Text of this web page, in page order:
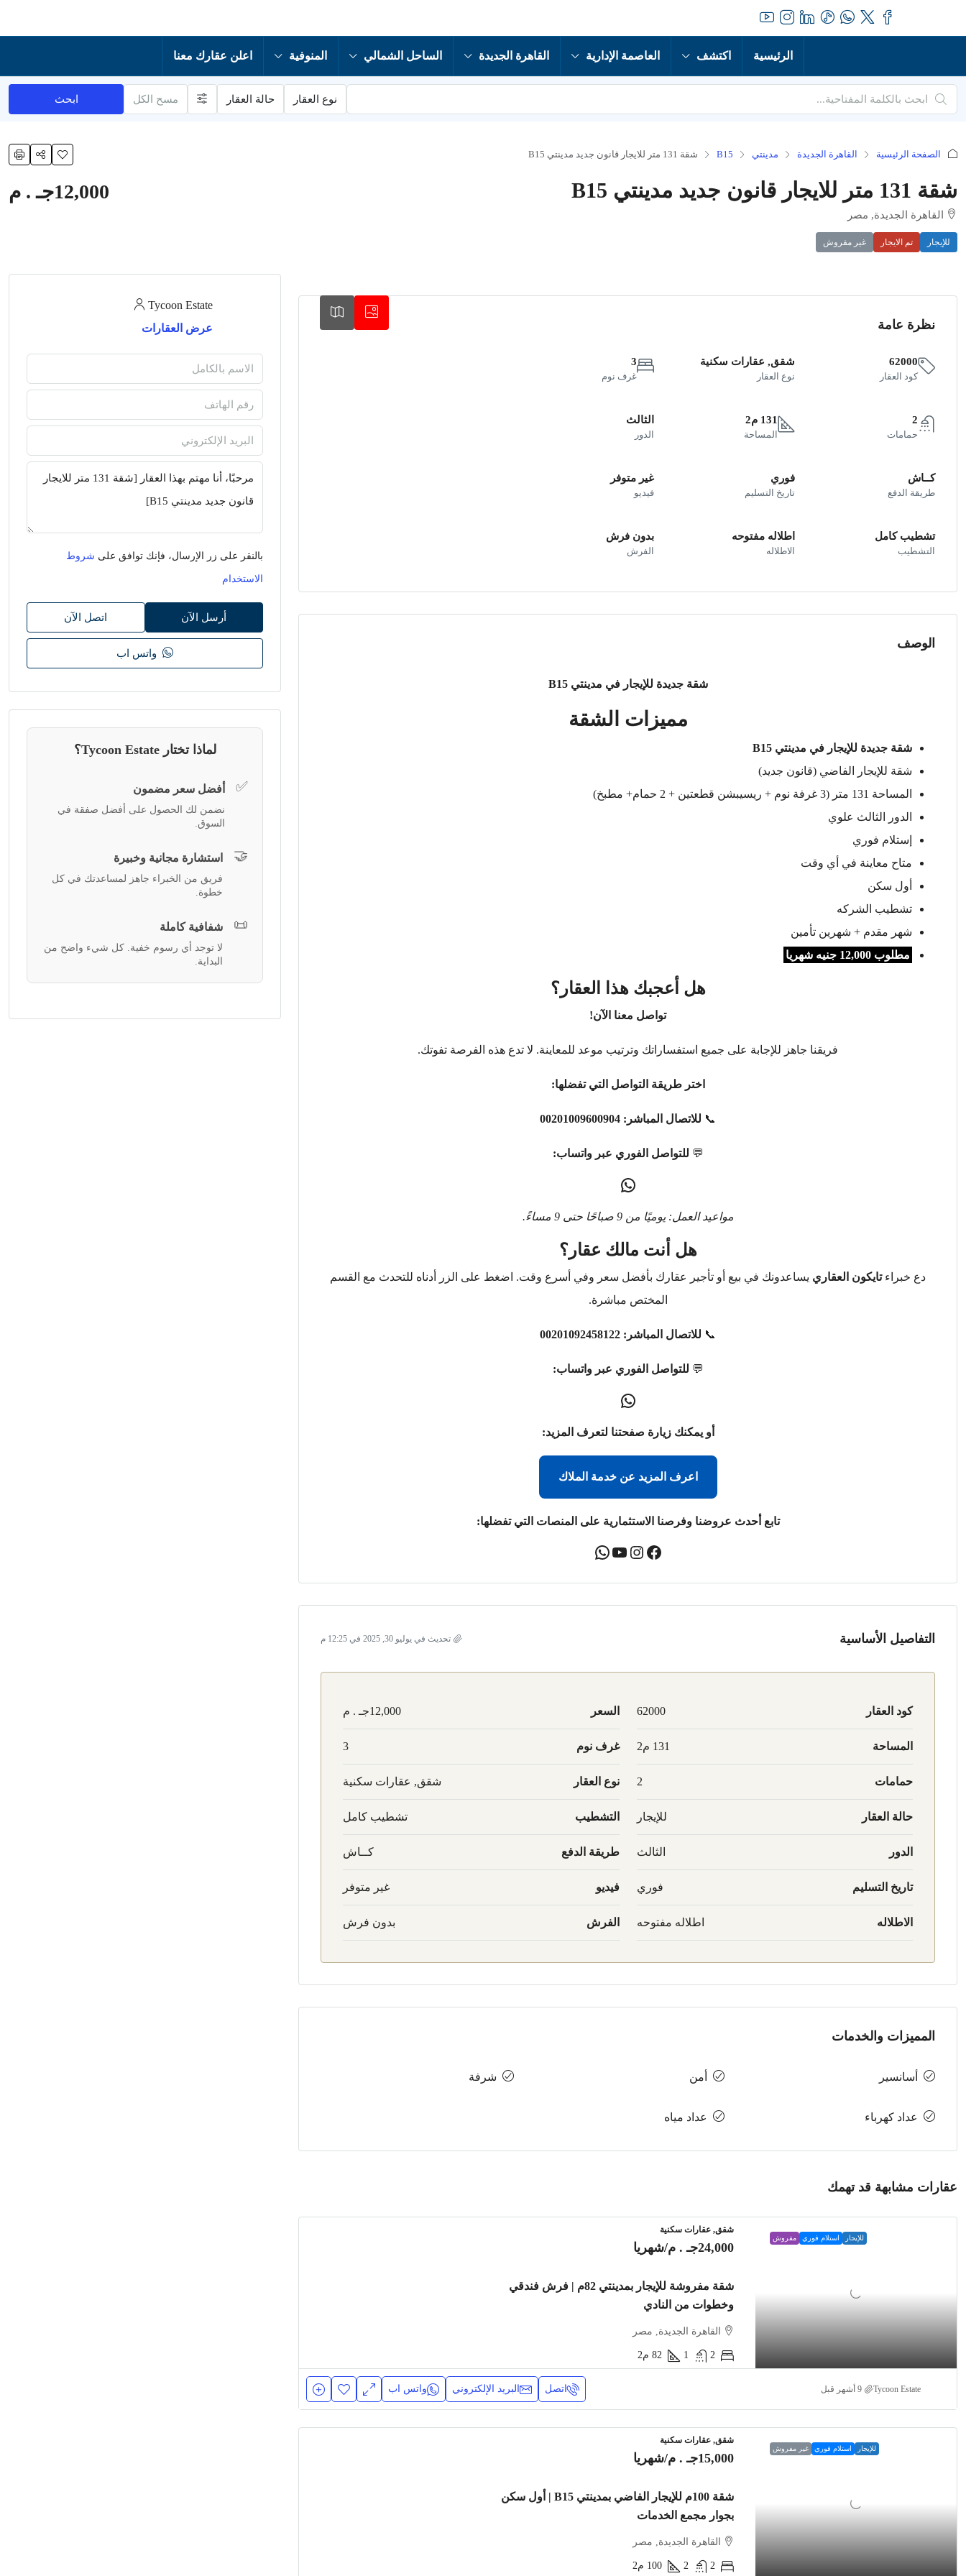
الرئيسية اكتشف العاصمة الإدارية القاهرة الجديدة الساحل الشمالي المنوفية اعلن عقارك معنا
نوع العقار حالة العقار مسح الكل ابحث
الصفحة الرئيسية القاهرة الجديدة مدينتي B15 شقة 131 متر للايجار قانون جديد مدينتي B15
شقة 131 متر للايجار قانون جديد مدينتي B15
القاهرة الجديدة, مصر
للإيجار تم الايجار غير مفروش
12,000جـ . م
نظرة عامة
62000
كود العقار
شقق, عقارات سكنية
نوع العقار
3
غرف نوم
2
حمامات
131 م2
المساحة
الثالث
الدور
كــاش
طريقة الدفع
فوري
تاريخ التسليم
غير متوفر
فيديو
تشطيب كامل
التشطيب
اطلاله مفتوحه
الاطلاله
بدون فرش
الفرش
الوصف
شقة جديدة للإيجار في مدينتي B15
مميزات الشقة
شقة جديدة للإيجار في مدينتي B15
شقة للإيجار الفاضي (قانون جديد)
المساحة 131 متر (3 غرفة نوم + ريسيبشن قطعتين + 2 حمام+ مطبخ)
الدور الثالث علوي
إستلام فوري
متاح معاينة في أي وقت
أول سكن
تشطيب الشركه
شهر مقدم + شهرين تأمين
مطلوب 12,000 جنيه شهريا
هل أعجبك هذا العقار؟
تواصل معنا الآن!
فريقنا جاهز للإجابة على جميع استفساراتك وترتيب موعد للمعاينة. لا تدع هذه الفرصة تفوتك.
اختر طريقة التواصل التي تفضلها:
📞 للاتصال المباشر: 00201009600904
💬 للتواصل الفوري عبر واتساب:
مواعيد العمل: يوميًا من 9 صباحًا حتى 9 مساءً.
هل أنت مالك عقار؟
دع خبراءتايكون العقاري يساعدونك في بيع أو تأجير عقارك بأفضل سعر وفي أسرع وقت. اضغط على الزر أدناه للتحدث مع القسم
المختص مباشرة.
📞 للاتصال المباشر: 00201092458122
💬 للتواصل الفوري عبر واتساب:
أو يمكنك زيارة صفحتنا لتعرف المزيد:
اعرف المزيد عن خدمة الملاك
تابع أحدث عروضنا وفرصنا الاستثمارية على المنصات التي تفضلها:
التفاصيل الأساسية تحديث في يوليو 30, 2025 في 12:25 م
كود العقار 62000 السعر 12,000جـ . م
المساحة 131 م2 غرف نوم 3
حمامات 2 نوع العقار شقق, عقارات سكنية
حالة العقار للإيجار التشطيب تشطيب كامل
الدور الثالث طريقة الدفع كــاش
تاريخ التسليم فوري فيديو غير متوفر
الاطلاله اطلاله مفتوحه الفرش بدون فرش
المميزات والخدمات
أسانسير أمن شرفة
عداد كهرباء عداد مياه
عقارات مشابهة قد تهمك
للإيجار استلام فوري مفروش
شقق, عقارات سكنية
24,000جـ . م /شهريا
شقة مفروشة للإيجار بمدينتي 82م | فرش فندقي
وخطوات من النادي
القاهرة الجديدة, مصر
2
1
82 م2
Tycoon Estate اتصل البريد الإلكتروني واتس اب
للإيجار استلام فوري غير مفروش
شقق, عقارات سكنية
15,000جـ . م /شهريا
شقة 100م للإيجار الفاضي بمدينتي B15 | أول سكن
بجوار مجمع الخدمات
القاهرة الجديدة, مصر
2
2
100 م2
Tycoon Estate
عرض العقارات
بالنقر على زر الإرسال، فإنك توافق على شروط
الاستخدام
أرسل الآن اتصل الآن
واتس اب
لماذا تختار Tycoon Estate؟
✅ أفضل سعر مضمون
نضمن لك الحصول على أفضل صفقة في
السوق.
🤝 استشارة مجانية وخبيرة
فريق من الخبراء جاهز لمساعدتك في كل
خطوة.
📜 شفافية كاملة
لا توجد أي رسوم خفية. كل شيء واضح من
البداية.